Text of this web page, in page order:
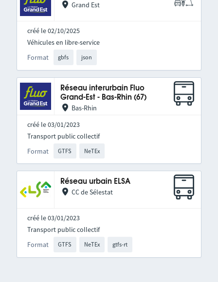
Grand Est
créé le 02/10/2025
Format gbfs json
Véhicules en libre-service
Réseau interurbain Fluo
Grand-Est - Bas-Rhin (67)
Bas-Rhin
créé le 03/01/2023
Format GTFS NeTEx
Transport public collectif
Réseau urbain ELSA
CC de Sélestat
créé le 03/01/2023
Format GTFS NeTEx gtfs-rt
Transport public collectif